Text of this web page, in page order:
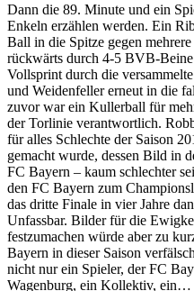
Dann die 89. Minute und ein
Enkeln erzählen werden. Ein
Ball in die Spitze gegen
rückwärts durch 4-5 BVB-
Vollsprint durch die
und Weidenfeller erneut in die
zuvor war ein Kullerball für
der Torlinie verantwortlich.
für alles Schlechte der Saison
gemacht wurde, dessen Bild in
FC Bayern – kaum schlechter
den FC Bayern zum
das dritte Finale in vier Jahre
Unfassbar. Bilder für die
festzumachen würde aber zu
Bayern in dieser Saison
nicht nur ein Spieler, der FC
Wagenburg, ein Kollektiv, ein…